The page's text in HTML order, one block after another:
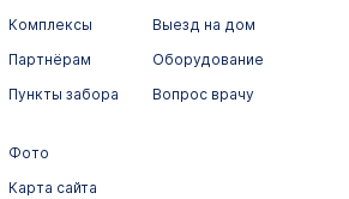
Комплексы
Партнёрам
Пункты забора
Выезд на дом
Оборудование
Вопрос врачу
Фото
Карта сайта